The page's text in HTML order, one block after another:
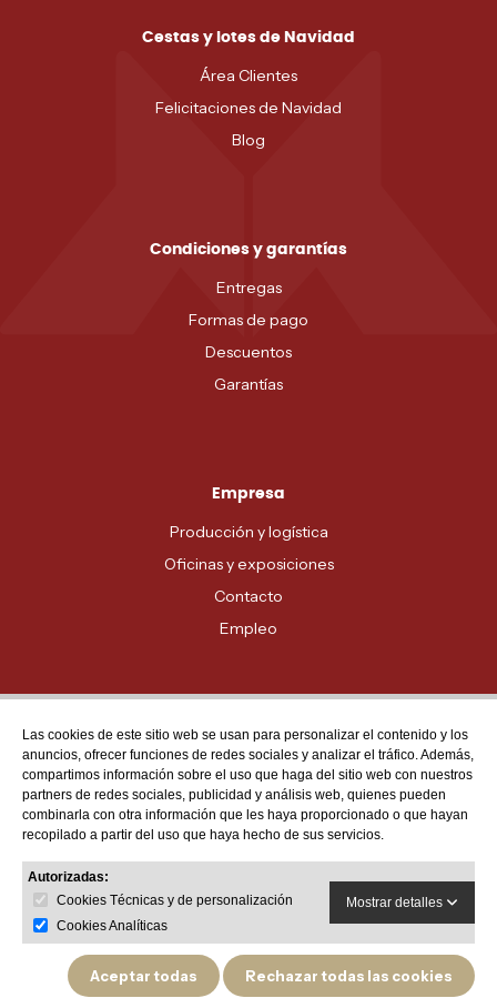
Cestas y lotes de Navidad
Área Clientes
Felicitaciones de Navidad
Blog
Condiciones y garantías
Entregas
Formas de pago
Descuentos
Garantías
Empresa
Producción y logística
Oficinas y exposiciones
Contacto
Empleo
Atención al cliente
MADRID - 91 678 70 70
BARCELONA - 93 635 28 28
VALENCIA - 96 159 71 61
Las cookies de este sitio web se usan para personalizar el contenido y los
anuncios, ofrecer funciones de redes sociales y analizar el tráfico. Además,
compartimos información sobre el uso que haga del sitio web con nuestros
partners de redes sociales, publicidad y análisis web, quienes pueden
combinarla con otra información que les haya proporcionado o que hayan
recopilado a partir del uso que haya hecho de sus servicios.
Autorizadas:
Cookies Técnicas y de personalización
Cookies Analíticas
Mostrar detalles
Aceptar todas Rechazar todas las cookies